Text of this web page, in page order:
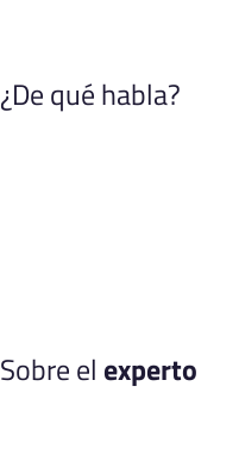
¿De qué habla?
Sobre el experto